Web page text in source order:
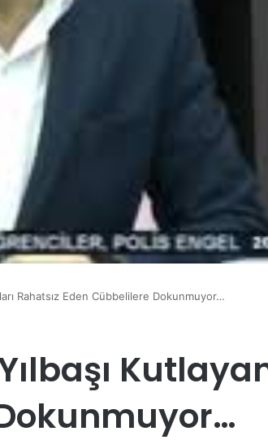
Rahatsız Eden Cübbelilere Dokunmuyor…